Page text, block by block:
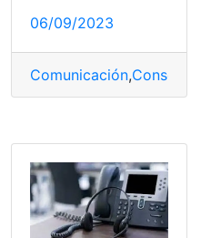
06/09/2023
Comunicación,Consola